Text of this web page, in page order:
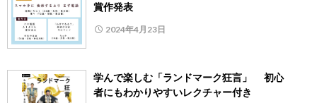
賞作発表
2024年4月23日
学んで楽しむ「ランドマーク狂言」 初心
者にもわかりやすいレクチャー付き